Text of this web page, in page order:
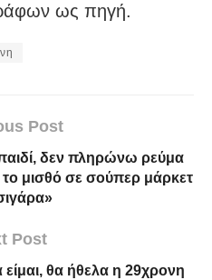
ως πηγή.
Post
δεν πληρώνω ρεύμα
το μισθό σε σούπερ μάρκετ
Post
θα ήθελα η 29χρονη